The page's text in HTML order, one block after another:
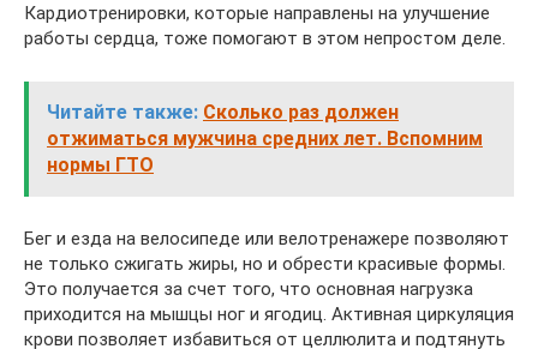
Кардиотренировки, которые направлены на улучшение
работы сердца, тоже помогают в этом непростом деле.
Читайте также: Сколько раз должен
отжиматься мужчина средних лет. Вспомним
нормы ГТО
Бег и езда на велосипеде или велотренажере позволяют
не только сжигать жиры, но и обрести красивые формы.
Это получается за счет того, что основная нагрузка
приходится на мышцы ног и ягодиц. Активная циркуляция
крови позволяет избавиться от целлюлита и подтянуть